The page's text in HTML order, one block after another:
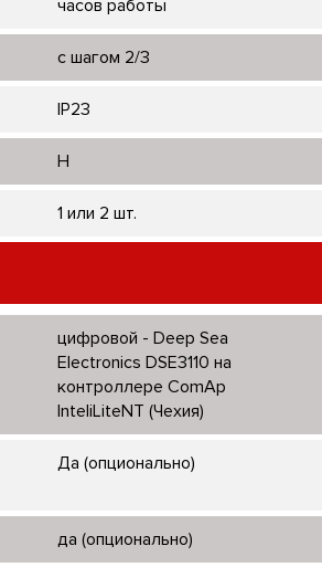
часов работы
с шагом 2/3
IP23
H
1 или 2 шт.
цифровой - Deep Sea
Electronics DSE3110 на
контроллере ComAp
InteliLiteNT (Чехия)
Да (опционально)
да (опционально)